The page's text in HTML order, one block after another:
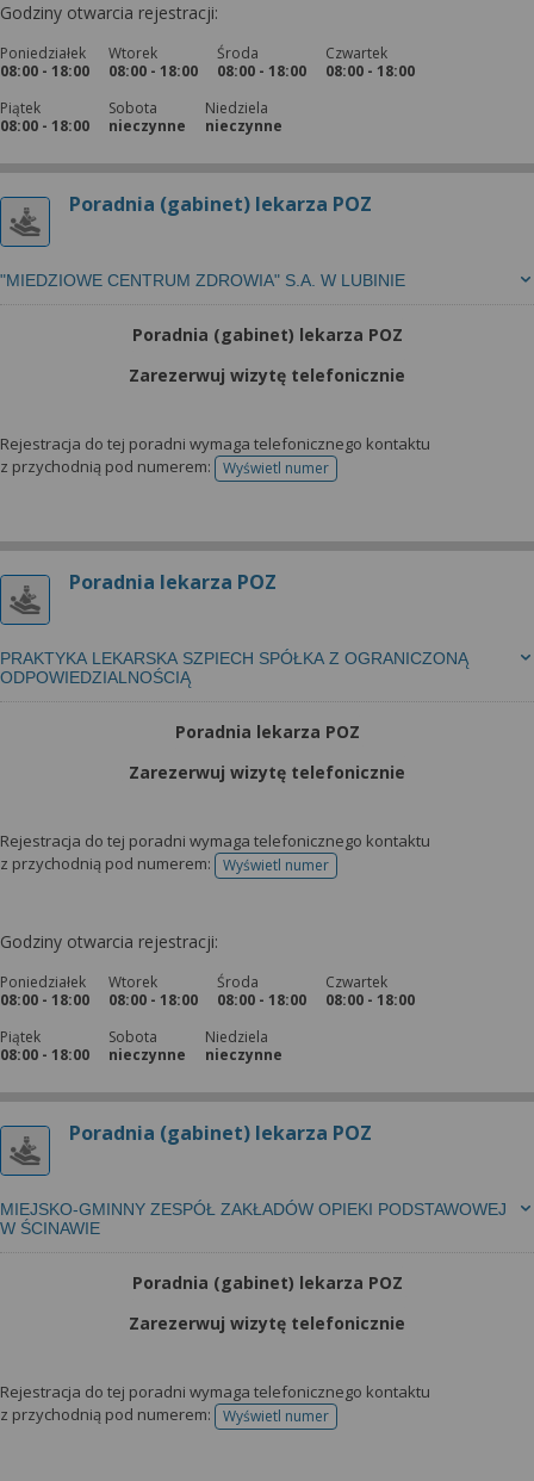
Godziny otwarcia rejestracji:
Poniedziałek
08:00 - 18:00
Wtorek
08:00 - 18:00
Środa
08:00 - 18:00
Czwartek
08:00 - 18:00
Piątek
08:00 - 18:00
Sobota
nieczynne
Niedziela
nieczynne
Poradnia (gabinet) lekarza POZ
"MIEDZIOWE CENTRUM ZDROWIA" S.A. W LUBINIE
Poradnia (gabinet) lekarza POZ
Zarezerwuj wizytę telefonicznie
Rejestracja do tej poradni wymaga telefonicznego kontaktu
z przychodnią pod numerem:
Wyświetl numertelefonu do rejestracji
Poradnia lekarza POZ
PRAKTYKA LEKARSKA SZPIECH SPÓŁKA Z OGRANICZONĄ
ODPOWIEDZIALNOŚCIĄ
Poradnia lekarza POZ
Zarezerwuj wizytę telefonicznie
Rejestracja do tej poradni wymaga telefonicznego kontaktu
z przychodnią pod numerem:
Wyświetl numertelefonu do rejestracji
Godziny otwarcia rejestracji:
Poniedziałek
08:00 - 18:00
Wtorek
08:00 - 18:00
Środa
08:00 - 18:00
Czwartek
08:00 - 18:00
Piątek
08:00 - 18:00
Sobota
nieczynne
Niedziela
nieczynne
Poradnia (gabinet) lekarza POZ
MIEJSKO-GMINNY ZESPÓŁ ZAKŁADÓW OPIEKI PODSTAWOWEJ
W ŚCINAWIE
Poradnia (gabinet) lekarza POZ
Zarezerwuj wizytę telefonicznie
Rejestracja do tej poradni wymaga telefonicznego kontaktu
z przychodnią pod numerem:
Wyświetl numertelefonu do rejestracji